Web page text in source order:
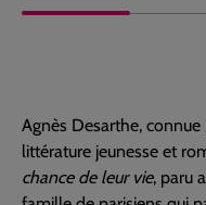
Agnès Desarthe,
littérature jeunesse et
chance de leur vie, paru